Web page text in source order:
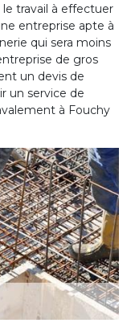
travail à effectuer
entreprise apte à
qui sera moins
de gros
un devis de
un service de
à Fouchy